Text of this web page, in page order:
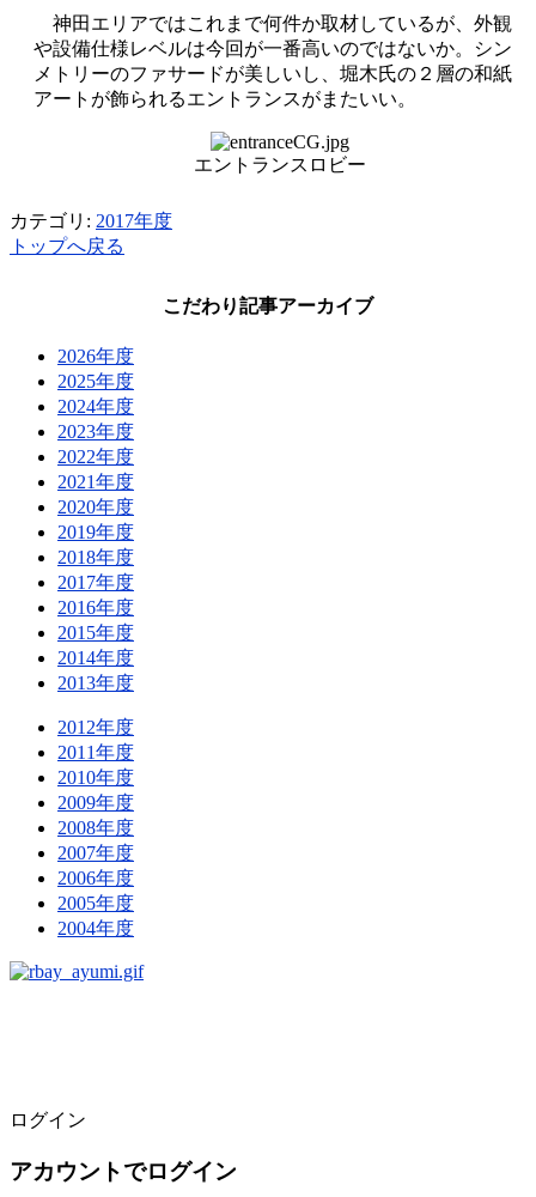
神田エリアではこれまで何件か取材しているが、外観
や設備仕様レベルは今回が一番高いのではないか。シン
メトリーのファサードが美しいし、堀木氏の２層の和紙
アートが飾られるエントランスがまたいい。
エントランスロビー
カテゴリ: 2017年度
トップへ戻る
こだわり記事アーカイブ
2026年度
2025年度
2024年度
2023年度
2022年度
2021年度
2020年度
2019年度
2018年度
2017年度
2016年度
2015年度
2014年度
2013年度
2012年度
2011年度
2010年度
2009年度
2008年度
2007年度
2006年度
2005年度
2004年度
ログイン
アカウントでログイン